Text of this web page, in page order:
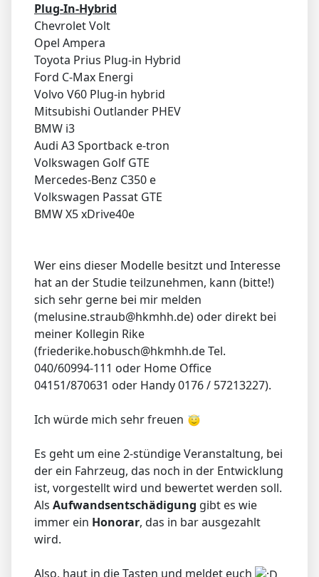
Plug-In-Hybrid
Chevrolet Volt
Opel Ampera
Toyota Prius Plug-in Hybrid
Ford C-Max Energi
Volvo V60 Plug-in hybrid
Mitsubishi Outlander PHEV
BMW i3
Audi A3 Sportback e-tron
Volkswagen Golf GTE
Mercedes-Benz C350 e
Volkswagen Passat GTE
BMW X5 xDrive40e
Wer eins dieser Modelle besitzt und Interesse
hat an der Studie teilzunehmen, kann (bitte!)
sich sehr gerne bei mir melden
(melusine.straub@hkmhh.de) oder direkt bei
meiner Kollegin Rike
(friederike.hobusch@hkmhh.de Tel.
040/60994-111 oder Home Office
04151/870631 oder Handy 0176 / 57213227).
Ich würde mich sehr freuen
Es geht um eine 2-stündige Veranstaltung, bei
der ein Fahrzeug, das noch in der Entwicklung
ist, vorgestellt wird und bewertet werden soll.
Als Aufwandsentschädigung gibt es wie
immer ein Honorar, das in bar ausgezahlt
wird.
Also, haut in die Tasten und meldet euch